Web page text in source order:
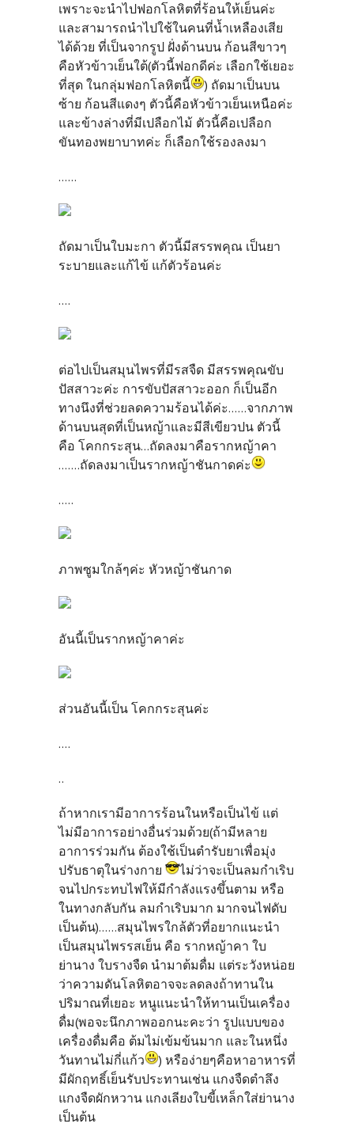
เพราะจะนำไปฟอกโลหิตที่ร้อนให้เย็นค่ะ
และสามารถนำไปใช้ในคนที่น้ำเหลืองเสีย
ได้ด้วย ที่เป็นจากรูป ฝั่งด้านบน ก้อนสีขาวๆ
คือหัวข้าวเย็นใต้(ตัวนี้ฟอกดีค่ะ เลือกใช้เยอะ
ที่สุด ในกลุ่มฟอกโลหิตนี้
) ถัดมาเป็นบน
ซ้าย ก้อนสีแดงๆ ตัวนี้คือหัวข้าวเย็นเหนือค่ะ
และข้างล่างที่มีเปลือกไม้ ตัวนี้คือเปลือก
ขันทองพยาบาทค่ะ ก็เลือกใช้รองลงมา
......
ถัดมาเป็นใบมะกา ตัวนี้มีสรรพคุณ เป็นยา
ระบายและแก้ไข้ แก้ตัวร้อนค่ะ
....
ต่อไปเป็นสมุนไพรที่มีรสจืด มีสรรพคุณขับ
ปัสสาวะค่ะ การขับปัสสาวะออก ก็เป็นอีก
ทางนึงที่ช่วยลดความร้อนได้ค่ะ......จากภาพ
ด้านบนสุดที่เป็นหญ้าและมีสีเขียวปน ตัวนี้
คือ โคกกระสุน...ถัดลงมาคือรากหญ้าคา
.......ถัดลงมาเป็นรากหญ้าชันกาดค่ะ
.....
ภาพซูมใกล้ๆค่ะ หัวหญ้าชันกาด
อันนี้เป็นรากหญ้าคาค่ะ
ส่วนอันนี้เป็น โคกกระสุนค่ะ
....
..
ถ้าหากเรามีอาการร้อนในหรือเป็นไข้ แต่
ไม่มีอาการอย่างอื่นร่วมด้วย(ถ้ามีหลาย
อาการร่วมกัน ต้องใช้เป็นตำรับยาเพื่อมุ่ง
ปรับธาตุในร่างกาย
ไม่ว่าจะเป็นลมกำเริบ
จนไปกระทบไฟให้มีกำลังแรงขึ้นตาม หรือ
ในทางกลับกัน ลมกำเริบมาก มากจนไฟดับ
เป็นต้น)......สมุนไพรใกล้ตัวที่อยากแนะนำ
เป็นสมุนไพรรสเย็น คือ รากหญ้าคา ใบ
ย่านาง ใบรางจืด นำมาต้มดื่ม แต่ระวังหน่อย
ว่าความดันโลหิตอาจจะลดลงถ้าทานใน
ปริมาณที่เยอะ หนูแนะนำให้ทานเป็นเครื่อง
ดื่ม(พอจะนึกภาพออกนะคะว่า รูปแบบของ
เครื่องดื่มคือ ต้มไม่เข้มข้นมาก และในหนึ่ง
วันทานไม่กี่แก้ว
) หรือง่ายๆคือหาอาหารที่
มีผักฤทธิ์เย็นรับประทานเช่น แกงจืดตำลึง
แกงจืดผักหวาน แกงเลียงใบขี้เหล็กใส่ย่านาง
เป็นต้น